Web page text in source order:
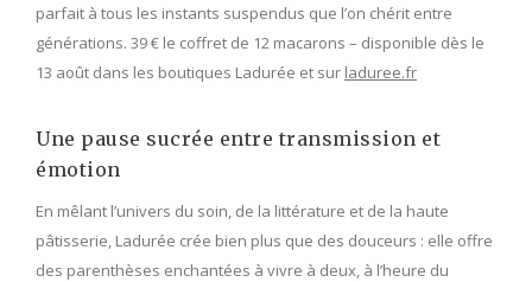
parfait à tous les instants suspendus que l’on chérit entre
générations. 39 € le coffret de 12 macarons – disponible dès le
13 août dans les boutiques Ladurée et sur laduree.fr
Une pause sucrée entre transmission et
émotion
En mêlant l’univers du soin, de la littérature et de la haute
pâtisserie, Ladurée crée bien plus que des douceurs : elle offre
des parenthèses enchantées à vivre à deux, à l’heure du